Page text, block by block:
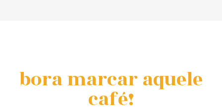
bora marcar aquele
café!